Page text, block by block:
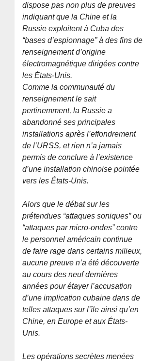
dispose pas non plus de preuves
indiquant que la Chine et la
Russie exploitent à Cuba des
“bases d’espionnage” à des fins de
renseignement d’origine
électromagnétique dirigées contre
les États-Unis.
Comme la communauté du
renseignement le sait
pertinemment, la Russie a
abandonné ses principales
installations après l’effondrement
de l’URSS, et rien n’a jamais
permis de conclure à l’existence
d’une installation chinoise pointée
vers les États-Unis.
Alors que le débat sur les
prétendues “attaques soniques” ou
“attaques par micro-ondes” contre
le personnel américain continue
de faire rage dans certains milieux,
aucune preuve n’a été découverte
au cours des neuf dernières
années pour étayer l’accusation
d’une implication cubaine dans de
telles attaques sur l’île ainsi qu’en
Chine, en Europe et aux États-
Unis.
Les opérations secrètes menées